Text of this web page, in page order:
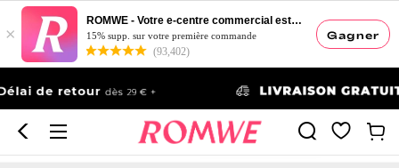
Gagner
×
ROMWE - Votre e-centre commercial esthétique
15% supp. sur votre première commande
(93,402)